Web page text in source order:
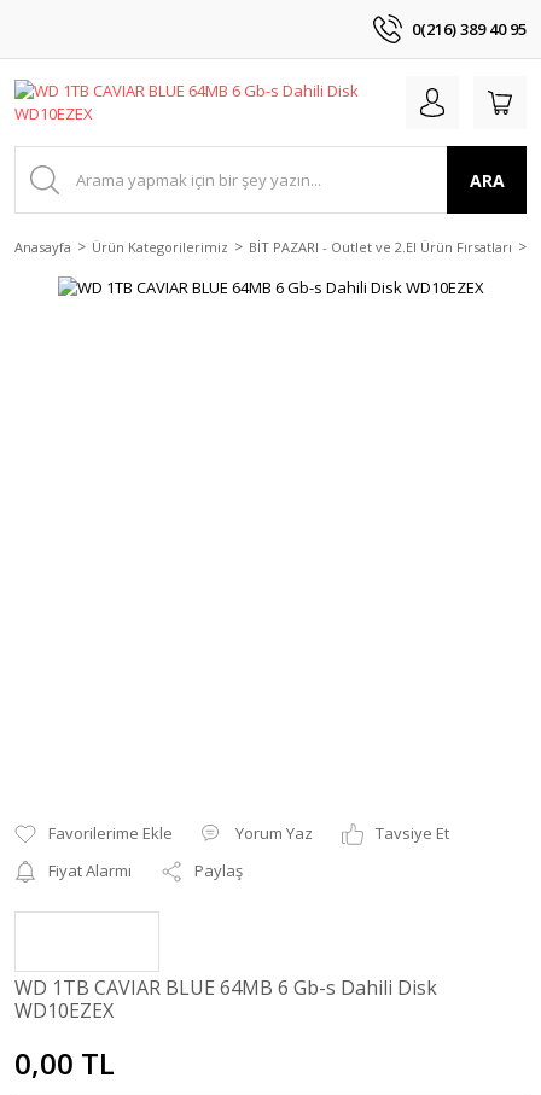
0(216) 389 40 95
ARA
Anasayfa Ürün Kategorilerimiz BİT PAZARI - Outlet ve 2.El Ürün Fırsatları
Yorum Yaz
Tavsiye Et
Fiyat Alarmı
Paylaş
WD 1TB CAVIAR BLUE 64MB 6 Gb-s Dahili Disk
WD10EZEX
0,00 TL